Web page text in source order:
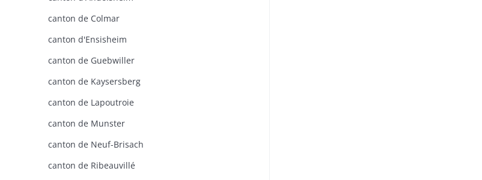
canton de Colmar
canton d'Ensisheim
canton de Guebwiller
canton de Kaysersberg
canton de Lapoutroie
canton de Munster
canton de Neuf-Brisach
canton de Ribeauvillé